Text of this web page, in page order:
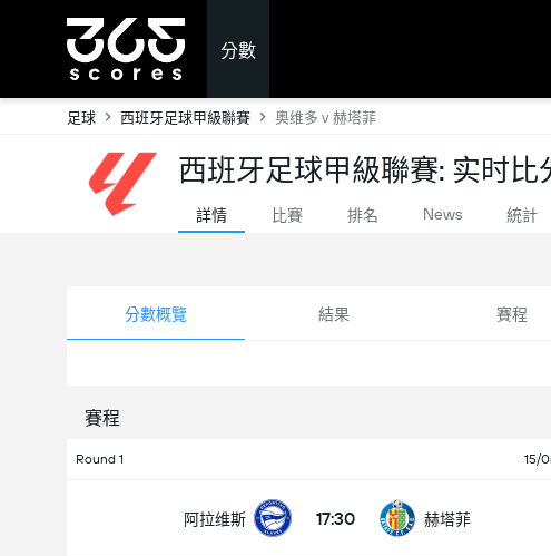
分數
足球 西班牙足球甲級聯賽 奥维多 v 赫塔菲
西班牙足球甲級聯賽: 实时比
詳情 比賽 排名 News 統計
分數概覽 結果 賽程
賽程
Round 1 15/
阿拉维斯 17:30 赫塔菲